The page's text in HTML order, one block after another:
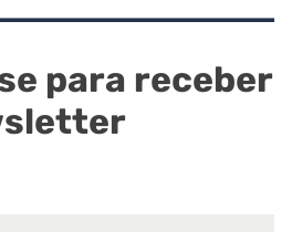
para receber